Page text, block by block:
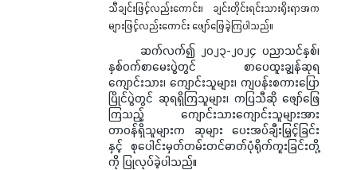
သီချင်းဖြင့်လည်းကောင်း၊ ချင်းတိုင်းရင်းသားရိုးရာအက
များဖြင့်လည်းကောင်း ဖျော်ဖြေခဲ့ကြပါသည်။
ဆက်လက်၍ ၂၀၂၃-၂၀၂၄ ပညာသင်နှစ်၊
နှစ်ဝက်စာမေးပွဲတွင် စာပေထူးချွန်ဆုရ
ကျောင်းသား၊ ကျောင်းသူများ၊ ကျပန်းစကားပြော
ပြိုင်ပွဲတွင် ဆုရရှိကြသူများ၊ ကပြသီဆို ဖျော်ဖြေ
ကြသည့် ကျောင်းသားကျောင်းသူများအား
တာဝန်ရှိသူများက ဆုများ ပေးအပ်ချီးမြှင့်ခြင်း
နှင့် စုပေါင်းမှတ်တမ်းတင်ဓာတ်ပုံရိုက်ကူးခြင်းတို့
ကို ပြုလုပ်ခဲ့ပါသည်။